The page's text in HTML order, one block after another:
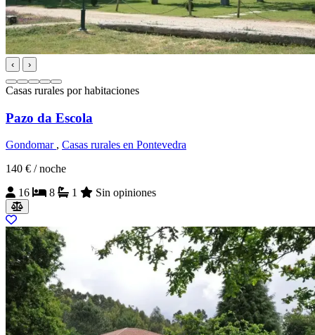
‹ ›
Casas rurales por habitaciones
Pazo da Escola
Gondomar , Casas rurales en Pontevedra
140 € / noche
16
8 1 Sin opiniones